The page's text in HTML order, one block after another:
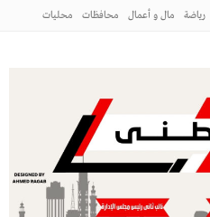
رياضة مال و أعمال محافظات محليات